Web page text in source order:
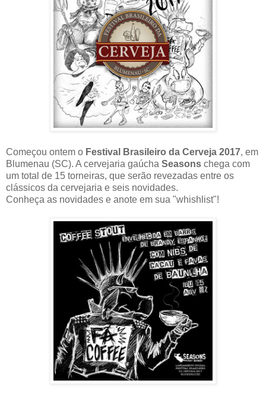
Começou ontem o Festival Brasileiro da Cerveja 2017, em
Blumenau (SC). A cervejaria gaúcha Seasons chega com
um total de 15 torneiras, que serão revezadas entre os
clássicos da cervejaria e seis novidades.
Conheça as novidades e anote em sua "whishlist"!